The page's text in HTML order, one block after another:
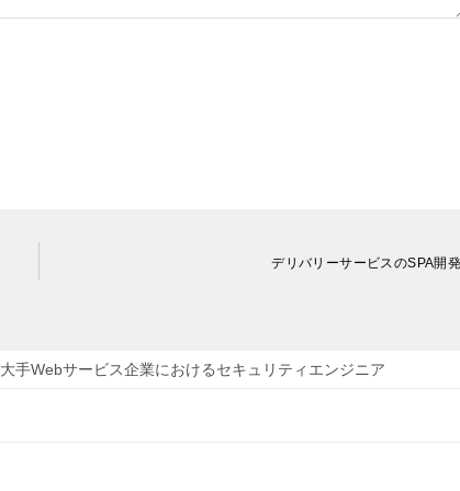
デリバリーサービスのSPA開
大手Webサービス企業におけるセキュリティエンジニア